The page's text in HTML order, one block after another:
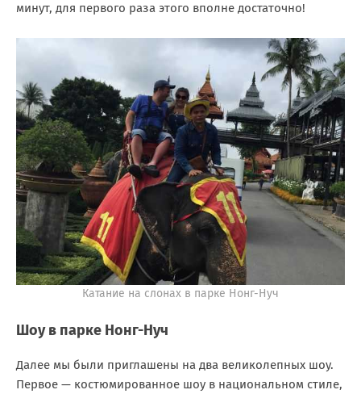
минут, для первого раза этого вполне достаточно!
Катание на слонах в парке Нонг-Нуч
Шоу в парке Нонг-Нуч
Далее мы были приглашены на два великолепных шоу.
Первое — костюмированное шоу в национальном стиле,